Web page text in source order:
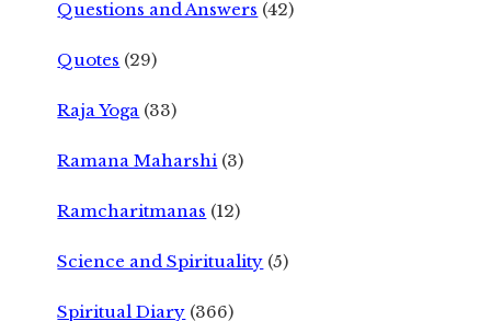
Questions and Answers (42)
Quotes (29)
Raja Yoga (33)
Ramana Maharshi (3)
Ramcharitmanas (12)
Science and Spirituality (5)
Spiritual Diary (366)